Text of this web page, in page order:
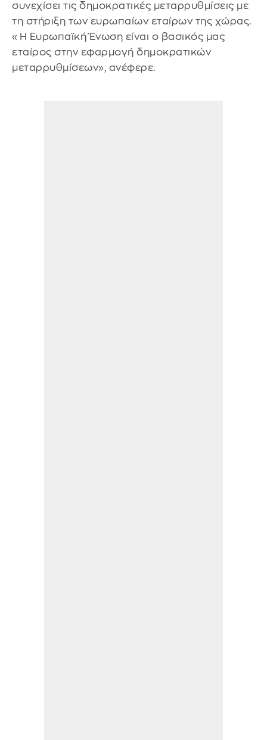
συνεχίσει τις δημοκρατικές μεταρρυθμίσεις με
τη στήριξη των ευρωπαίων εταίρων της χώρας.
«Η Ευρωπαϊκή Ένωση είναι ο βασικός μας
εταίρος στην εφαρμογή δημοκρατικών
μεταρρυθμίσεων», ανέφερε.